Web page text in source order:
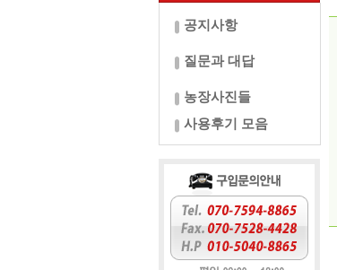
공지사항
질문과 대답
농장사진들
사용후기 모음